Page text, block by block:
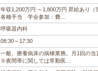
年収1,200万円 ～1,800万円 昇給あり（
各種手当 学会参加：費...
呼吸器内科
08:30～17:30
一般、療養病床の病棟業務。月1回の当
※夜間帯に関しては常勤医...